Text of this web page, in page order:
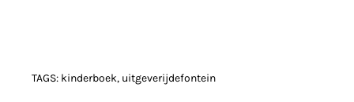
TAGS: kinderboek, uitgeverijdefontein